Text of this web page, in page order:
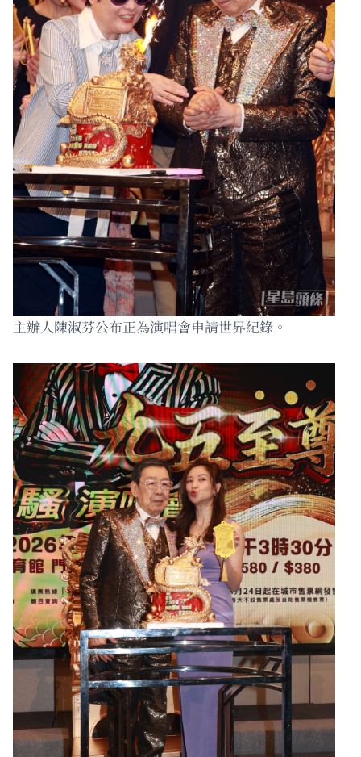
主辦人陳淑芬公布正為演唱會申請世界紀錄。